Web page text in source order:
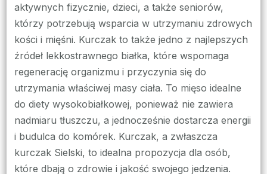
aktywnych fizycznie, dzieci, a także seniorów,
którzy potrzebują wsparcia w utrzymaniu zdrowych
kości i mięśni. Kurczak to także jedno z najlepszych
źródeł lekkostrawnego białka, które wspomaga
regenerację organizmu i przyczynia się do
utrzymania właściwej masy ciała. To mięso idealne
do diety wysokobiałkowej, ponieważ nie zawiera
nadmiaru tłuszczu, a jednocześnie dostarcza energii
i budulca do komórek. Kurczak, a zwłaszcza
kurczak Sielski, to idealna propozycja dla osób,
które dbają o zdrowie i jakość swojego jedzenia.